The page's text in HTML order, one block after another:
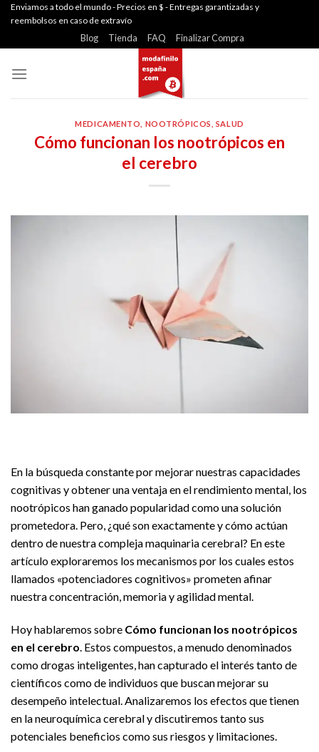
SkipEnviamos a todo el mundo - Precios en $ - Entregas garantizadas y
reembolsos en caso de extravío
Blog Tienda FAQ Finalizar Compra
MEDICAMENTO NOOTRÓPICOS SALUD
Cómo funcionan los nootrópicos en
el cerebro
En la búsqueda constante por mejorar nuestras capacidades
cognitivas y obtener una ventaja en el rendimiento mental, los
nootrópicos han ganado popularidad como una solución
prometedora. Pero, ¿qué son exactamente y cómo actúan
dentro de nuestra compleja maquinaria cerebral? En este
artículo exploraremos los mecanismos por los cuales estos
llamados «potenciadores cognitivos» prometen afinar
nuestra concentración, memoria y agilidad mental.
Hoy hablaremos sobre Cómo funcionan los nootrópicos
en el cerebro. Estos compuestos, a menudo denominados
como drogas inteligentes, han capturado el interés tanto de
científicos como de individuos que buscan mejorar su
desempeño intelectual. Analizaremos los efectos que tienen
en la neuroquímica cerebral y discutiremos tanto sus
potenciales beneficios como sus riesgos y limitaciones.